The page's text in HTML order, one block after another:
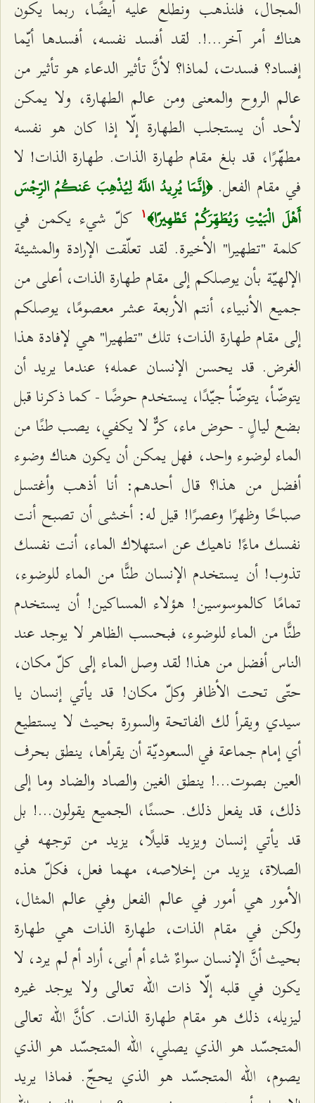
المجال، فلنذهب ونطّلع عليه أيضًا، ربما يكون
هناك أمر آخر...!. لقد أفسد نفسه، أفسدها أيّما
إفساد؟ فسدت، لماذا؟ لأنَّ تأثير الدعاء هو تأثير من
عالم الروح والمعنى ومن عالم الطهارة، ولا يمكن
لأحد أن يستجلب الطهارة إلّا إذا كان هو نفسه
مطهّرًا، قد بلغ مقام طهارة الذات. طهارة الذات! لا
في مقام الفعل.﴿إِنَّمَا يُرِيدُ اللَّهُ لِيُذْهِبَ عَنكُمُ الرِّجْسَ
أَهْلَ الْبَيْتِ وَيُطَهِّرَكُمْ تَطْهِيرًا﴾۱
كلّ شيء يكمن في
كلمة "تطهيرا" الأخيرة. لقد تعلّقت الإرادة والمشيئة
الإلهيّة بأن يوصلكم إلى مقام طهارة الذات، أعلى من
جميع الأنبياء، أنتم الأربعة عشر معصومًا، يوصلكم
إلى مقام طهارة الذات؛ تلك "تطهيرا" هي لإفادة هذا
الغرض. قد يحسن الإنسان عمله؛ عندما يريد أن
يتوضّأ، يتوضّأ جيّدًا، يستخدم حوضًا - كما ذكرنا قبل
بضع ليالٍ - حوض ماء، كرٌّ لا يكفي، يصب طنًا من
الماء لوضوء واحد، فهل يمكن أن يكون هناك وضوء
أفضل من هذا؟ قال أحدهم: أنا أذهب وأغتسل
صباحًا وظهرًا وعصرًا! قيل له: أخشى أن تصبح أنت
نفسك ماءً! ناهيك عن استهلاك الماء، أنت نفسك
تذوب! أن يستخدم الإنسان طنًّا من الماء للوضوء،
تمامًا كالموسوسين! هؤلاء المساكين! أن يستخدم
طنًّا من الماء للوضوء، فبحسب الظاهر لا يوجد عند
الناس أفضل من هذا! لقد وصل الماء إلى كلّ مكان،
حتّى تحت الأظافر وكلّ مكان! قد يأتي إنسان يا
سيدي ويقرأ لك الفاتحة والسورة بحيث لا يستطيع
أي إمام جماعة في السعوديّة أن يقرأها، ينطق بحرف
العين بصوت...! ينطق الغين والصاد والضاد وما إلى
ذلك، قد يفعل ذلك. حسنًا، الجميع يقولون...! بل
قد يأتي إنسان ويزيد قليلًا، يزيد من توجهه في
الصلاة، يزيد من إخلاصه، مهما فعل، فكلّ هذه
الأمور هي أمور في عالم الفعل وفي عالم المثال،
ولكن في مقام الذات، طهارة الذات هي طهارة
بحيث أنَّ الإنسان سواءٌ شاء أم أبى، أراد أم لم يرد، لا
يكون في قلبه إلّا ذات الله تعالى ولا يوجد غيره
ليزيله، ذلك هو مقام طهارة الذات. كأنَّ الله تعالى
المتجسّد هو الذي يصلي، الله المتجسّد هو الذي
يصوم، الله المتجسّد هو الذي يحجّ. فماذا يريد